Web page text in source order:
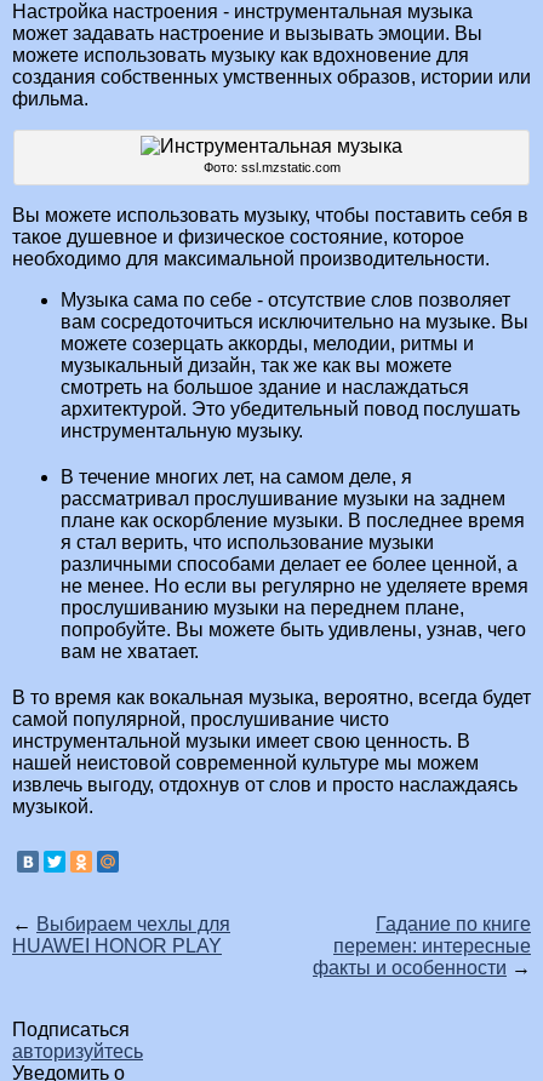
Настройка настроения - инструментальная музыка
может задавать настроение и вызывать эмоции. Вы
можете использовать музыку как вдохновение для
создания собственных умственных образов, истории или
фильма.
Фото: ssl.mzstatic.com
Вы можете использовать музыку, чтобы поставить себя в
такое душевное и физическое состояние, которое
необходимо для максимальной производительности.
Музыка сама по себе - отсутствие слов позволяет
вам сосредоточиться исключительно на музыке. Вы
можете созерцать аккорды, мелодии, ритмы и
музыкальный дизайн, так же как вы можете
смотреть на большое здание и наслаждаться
архитектурой. Это убедительный повод послушать
инструментальную музыку.
В течение многих лет, на самом деле, я
рассматривал прослушивание музыки на заднем
плане как оскорбление музыки. В последнее время
я стал верить, что использование музыки
различными способами делает ее более ценной, а
не менее. Но если вы регулярно не уделяете время
прослушиванию музыки на переднем плане,
попробуйте. Вы можете быть удивлены, узнав, чего
вам не хватает.
В то время как вокальная музыка, вероятно, всегда будет
самой популярной, прослушивание чисто
инструментальной музыки имеет свою ценность. В
нашей неистовой современной культуре мы можем
извлечь выгоду, отдохнув от слов и просто наслаждаясь
музыкой.
← Выбираем чехлы для
HUAWEI HONOR PLAY
Гадание по книге
перемен: интересные
факты и особенности →
Подписаться
авторизуйтесь
Уведомить о